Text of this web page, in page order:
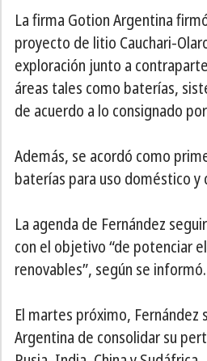
La firma Gotion Argentina
proyecto de litio Cauchari-
exploración junto a
áreas tales como baterías,
de acuerdo a lo consignado
Además, se acordó como
baterías para uso doméstico y
La agenda de Fernández
con el objetivo “de potenciar
renovables”, según se informó.
El martes próximo,
Argentina de consolidar su